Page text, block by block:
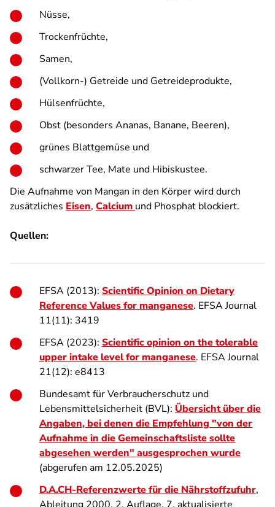
Nüsse,
Trockenfrüchte,
Samen,
(Vollkorn-) Getreide und Getreideprodukte,
Hülsenfrüchte,
Obst (besonders Ananas, Banane, Beeren),
grünes Blattgemüse und
schwarzer Tee, Mate und Hibiskustee.
Die Aufnahme von Mangan in den Körper wird durch
zusätzliches Eisen, Calcium und Phosphat blockiert.
Quellen:
EFSA (2013): Scientific Opinion on Dietary
Reference Values for manganese. EFSA Journal
11(11): 3419
EFSA (2023): Scientific opinion on the tolerable
upper intake level for manganese. EFSA Journal
21(12): e8413
Bundesamt für Verbraucherschutz und
Lebensmittelsicherheit (BVL): Übersicht über die
Angaben, bei denen die Empfehlung "von der
Aufnahme in die Gemeinschaftsliste sollte
abgesehen werden" ausgesprochen wurde
(abgerufen am 12.05.2025)
D.A.CH-Referenzwerte für die Nährstoffzufuhr,